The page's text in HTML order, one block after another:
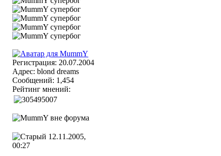
Регистрация: 20.07.2004
Адрес: blond dreams
Сообщений: 1,454
Рейтинг мнений:
12.11.2005,
00:27